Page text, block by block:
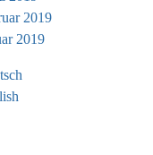
2019
2019